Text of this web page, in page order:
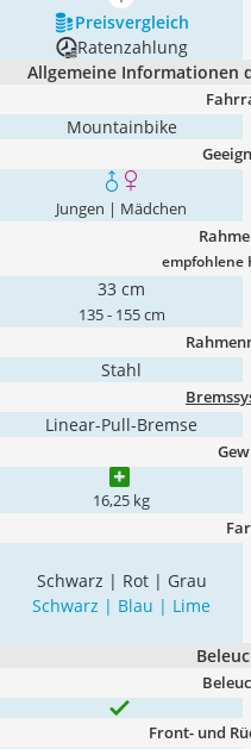
Preis­vergleich
Ratenzahlung
Allgemeine Informationen
Mountainbike
Jungen | Mädchen
empfohlene
33 cm
135 - 155 cm
Stahl
‎Linear-Pull-Bremse
16,25 kg
Schwarz | Rot | Grau
Schwarz | Blau | Lime
Front- und